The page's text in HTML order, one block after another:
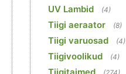
UV Lambid (4)
Tiigi aeraator (8)
Tiigi varuosad (4)
Tiigivoolikud (4)